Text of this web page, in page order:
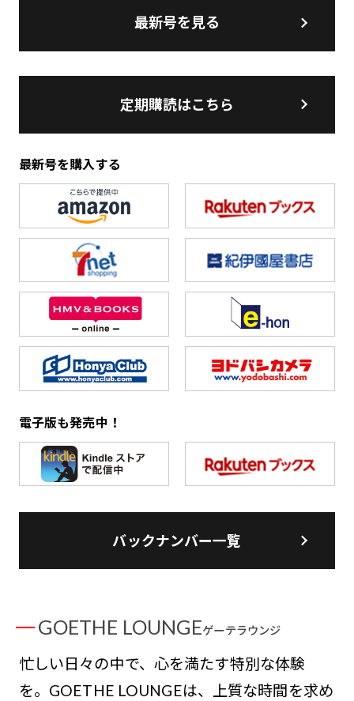
最新号を見る
定期購読はこちら
最新号を購入する
電子版も発売中！
バックナンバー一覧
GOETHE LOUNGEゲーテラウンジ
忙しい日々の中で、心を満たす特別な体験
を。GOETHE LOUNGEは、上質な時間を求め